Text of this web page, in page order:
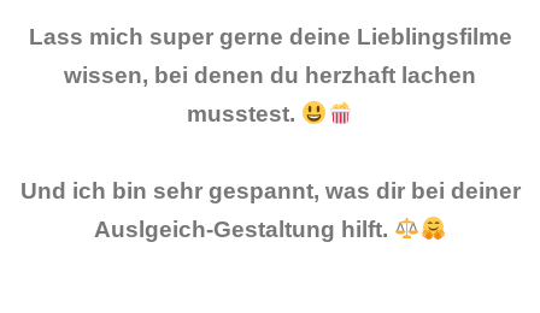
Lass mich super gerne deine Lieblingsfilme
wissen, bei denen du herzhaft lachen
musstest.
Und ich bin sehr gespannt, was dir bei deiner
Auslgeich-Gestaltung hilft.